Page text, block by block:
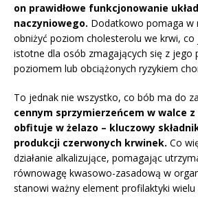
on prawidłowe funkcjonowanie
naczyniowego. Dodatkowo pomaga w
obniżyć poziom cholesterolu we krwi, co
istotne dla osób zmagających się z jego
poziomem lub obciążonych ryzykiem
To jednak nie wszystko, co bób ma do
cennym sprzymierzeńcem w walce
obfituje w żelazo – kluczowy
produkcji czerwonych krwinek. Co
działanie alkalizujące, pomagając
równowagę kwasowo-zasadową w
stanowi ważny element profilaktyki wielu